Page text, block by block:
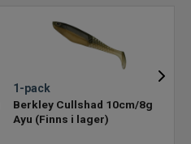
1-pack
Berkley Cullshad 10cm/8g
Ayu (Finns i lager)